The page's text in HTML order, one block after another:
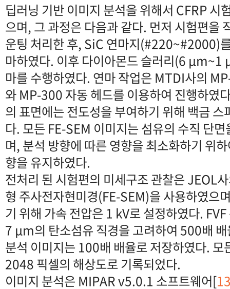
딥러닝 기반 이미지 분석을 위해서 CFRP 시
으며, 그 과정은 다음과 같다. 먼저 시험편을
운팅 처리한 후, SiC 연마지(#220~#2000)
마하였다. 이후 다이아몬드 슬러리(6 μm~1
마를 수행하였다. 연마 작업은 MTDI사의
와 MP-300 자동 헤드를 이용하여 진행하였
의 표면에는 전도성을 부여하기 위해 백금
다. 모든 FE-SEM 이미지는 섬유의 수직 단
며, 분석 방향에 따른 영향을 최소화하기 위
향을 유지하였다.
전처리 된 시험편의 미세구조 관찰은 JEOL
형 주사전자현미경(FE-SEM)을 사용하였으
기 위해 가속 전압은 1 kV로 설정하였다.
7 μm의 탄소섬유 직경을 고려하여 500배
분석 이미지는 100배 배율로 저장하였다.
2048 픽셀의 해상도로 기록되었다.
이미지 분석은 MIPAR v5.0.1 소프트웨어[